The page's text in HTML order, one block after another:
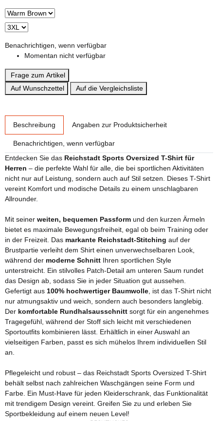
Benachrichtigen, wenn verfügbar
Momentan nicht verfügbar
Frage zum Artikel
Auf Wunschzettel
Auf die Vergleichsliste
Beschreibung Angaben zur Produktsicherheit
Benachrichtigen, wenn verfügbar
Entdecken Sie das Reichstadt Sports Oversized T-Shirt für
Herren – die perfekte Wahl für alle, die bei sportlichen Aktivitäten
nicht nur auf Leistung, sondern auch auf Stil setzen. Dieses T-Shirt
vereint Komfort und modische Details zu einem unschlagbaren
Allrounder.
Mit seiner weiten, bequemen Passform und den kurzen Ärmeln
bietet es maximale Bewegungsfreiheit, egal ob beim Training oder
in der Freizeit. Das markante Reichstadt-Stitching auf der
Brustpartie verleiht dem Shirt einen unverwechselbaren Look,
während der moderne Schnitt Ihren sportlichen Style
unterstreicht. Ein stilvolles Patch-Detail am unteren Saum rundet
das Design ab, sodass Sie in jeder Situation gut aussehen.
Gefertigt aus 100% hochwertiger Baumwolle , ist das T-Shirt nicht
nur atmungsaktiv und weich, sondern auch besonders langlebig.
Der komfortable Rundhalsausschnitt sorgt für ein angenehmes
Tragegefühl, während der Stoff sich leicht mit verschiedenen
Sportoutfits kombinieren lässt. Erhältlich in einer Auswahl an
vielseitigen Farben, passt es sich mühelos Ihrem individuellen Stil
an.
Pflegeleicht und robust – das Reichstadt Sports Oversized T-Shirt
behält selbst nach zahlreichen Waschgängen seine Form und
Farbe. Ein Must-Have für jeden Kleiderschrank, das Funktionalität
mit trendigem Design vereint. Greifen Sie zu und erleben Sie
Sportbekleidung auf einem neuen Level!